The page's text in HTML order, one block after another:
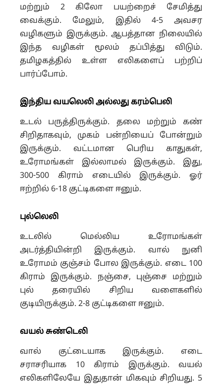
மற்றும் 2 கிலோ பயற்றைச் சேமித்து
வைக்கும். மேலும், இதில் 4-5 அவசர
வழிகளும் இருக்கும். ஆபத்தான நிலையில்
இந்த வழிகள் மூலம் தப்பித்து விடும்.
தமிழகத்தில் உள்ள எலிகளைப் பற்றிப்
பார்ப்போம்.
இந்திய வயலெலி அல்லது கரம்பெலி
உடல் பருத்திருக்கும். தலை மற்றும் கண்
சிறிதாகவும், முகம் பன்றியைப் போன்றும்
இருக்கும். வட்டமான பெரிய காதுகள்,
உரோமங்கள் இல்லாமல் இருக்கும். இது,
300-500 கிராம் எடையில் இருக்கும். ஓர்
ஈற்றில் 6-18 குட்டிகளை ஈனும்.
புல்லெலி
உடலில் மெல்லிய உரோமங்கள்
அடர்த்தியின்றி இருக்கும். வால் நுனி
உரோமம் குஞ்சம் போல இருக்கும். எடை 100
கிராம் இருக்கும். நஞ்சை, புஞ்சை மற்றும்
புல் தரையில் சிறிய வளைகளில்
குடியிருக்கும். 2-8 குட்டிகளை ஈனும்.
வயல் சுண்டெலி
வால் குட்டையாக இருக்கும். எடை
சராசரியாக 10 கிராம் இருக்கும். வயல்
எலிகளிலேயே இதுதான் மிகவும் சிறியது. 5